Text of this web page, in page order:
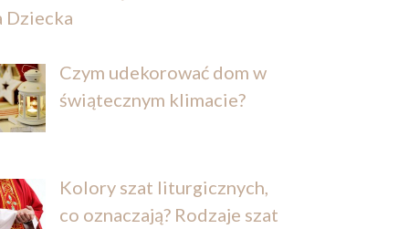
Dziecka
Czym udekorować dom w
świątecznym klimacie?
Kolory szat liturgicznych,
co oznaczają? Rodzaje szat